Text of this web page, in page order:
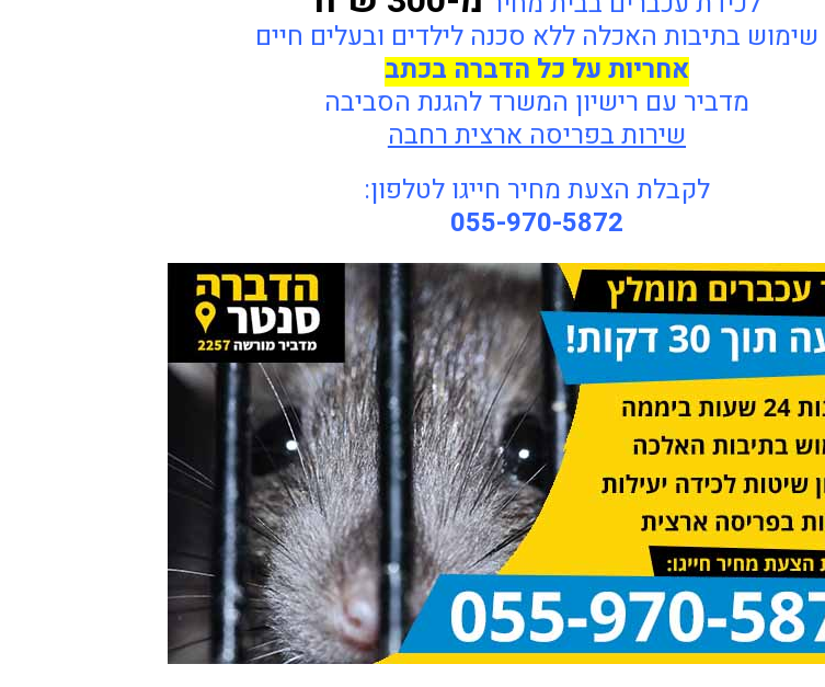
שימוש בתיבות האכלה ללא סכנה לילדים ובעלים חיים
אחריות על כל הדברה בכתב
מדביר עם רישיון המשרד להגנת הסביבה
שירות בפריסה ארצית רחבה
לקבלת הצעת מחיר חייגו לטלפון:
055-970-5872